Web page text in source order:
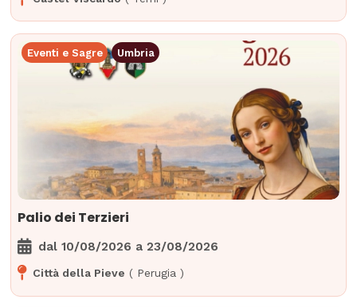
Eventi e Sagre Umbria
Palio dei Terzieri
dal10/08/2026 a 23/08/2026
Città della Pieve ( Perugia )